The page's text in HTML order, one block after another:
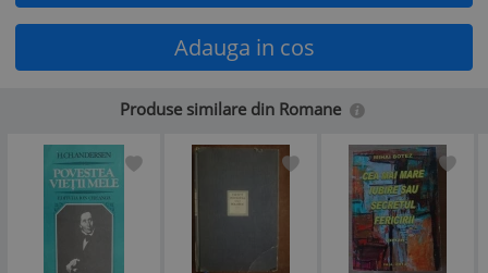
Adauga in cos
Produse similare din Romane